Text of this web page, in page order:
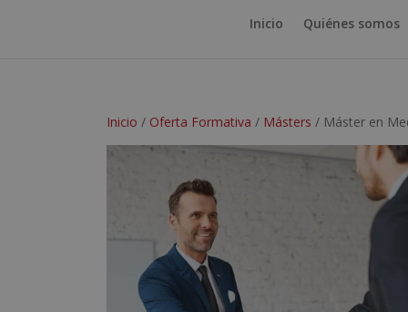
Inicio Quiénes somos
Inicio / Oferta Formativa / Másters / Máster en